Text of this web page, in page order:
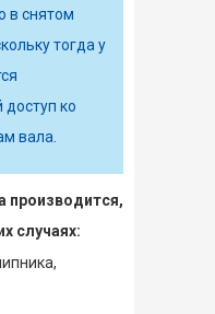
в снятом
тогда у
ко
вала.
производится,
случаях: